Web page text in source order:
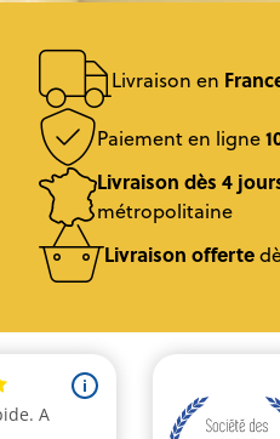
Livraison en
Paiement en ligne
Livraison dès 4
métropolitaine
Livraison offerte